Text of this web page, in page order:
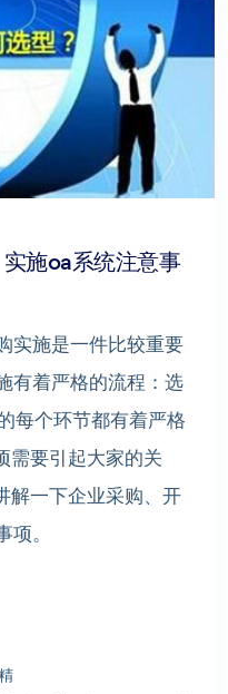
施oa系统注意事
实施是一件比较重要
有着严格的流程：选
每个环节都有着严格
需要引起大家的关
解一下企业采购、开
。